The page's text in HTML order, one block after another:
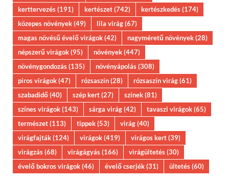
kerttervezés(191) kertészet(742) kertészkedés(174)
közepes növények(49) lila virág(67)
magas növésű évelő virágok(42) nagyméretű növények(28)
népszerű virágok(95) növények(447)
növénygondozás(135) növényápolás(308)
piros virágok(47) rózsaszín(28) rózsaszín virág(61)
szabadidő(40) szép kert(27) színek(81)
színes virágok(143) sárga virág(42) tavaszi virágok(65)
természet(113) tippek(53) virág(40)
virágfajták(124) virágok(419) virágos kert(39)
virágzás(68) virágágyás(166) virágültetés(30)
évelő bokros virágok(46) évelő cserjék(31) ültetés(60)